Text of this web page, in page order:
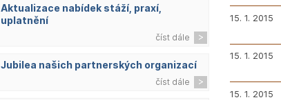
Aktualizace nabídek stáží, praxí,
uplatnění
číst dále
Jubilea našich partnerských organizací
číst dále
15. 1. 2015
15. 1. 2015
15. 1. 2015